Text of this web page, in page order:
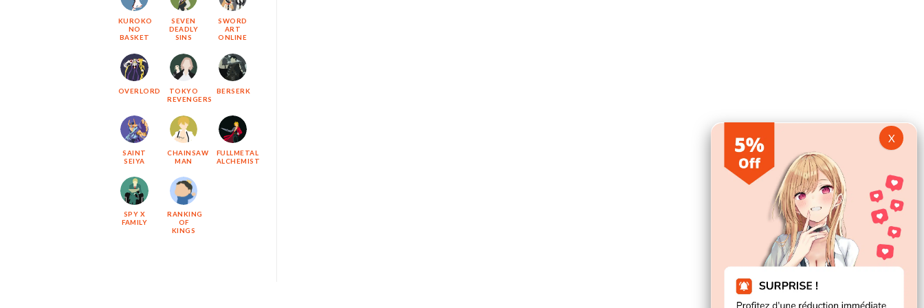
KUROKO
NO
BASKET
SEVEN
DEADLY
SINS
SWORD
ART
ONLINE
OVERLORD
TOKYO
REVENGERS
BERSERK
SAINT
SEIYA
CHAINSAW
MAN
FULLMETAL
ALCHEMIST
SPY X
FAMILY
RANKING
OF
KINGS